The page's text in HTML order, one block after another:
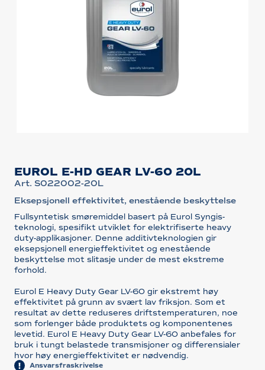
EUROL E-HD GEAR LV-60 20L
Art. S022002-20L
Eksepsjonell effektivitet, enestående beskyttelse
Fullsyntetisk smøremiddel basert på Eurol Syngis-
teknologi, spesifikt utviklet for elektrifiserte heavy
duty-applikasjoner. Denne additivteknologien gir
eksepsjonell energieffektivitet og enestående
beskyttelse mot slitasje under de mest ekstreme
forhold.
Eurol E Heavy Duty Gear LV-60 gir ekstremt høy
effektivitet på grunn av svært lav friksjon. Som et
resultat av dette reduseres driftstemperaturen, noe
som forlenger både produktets og komponentenes
levetid. Eurol E Heavy Duty Gear LV-60 anbefales for
bruk i tungt belastede transmisjoner og differensialer
hvor høy energieffektivitet er nødvendig.
Ansvarsfraskrivelse